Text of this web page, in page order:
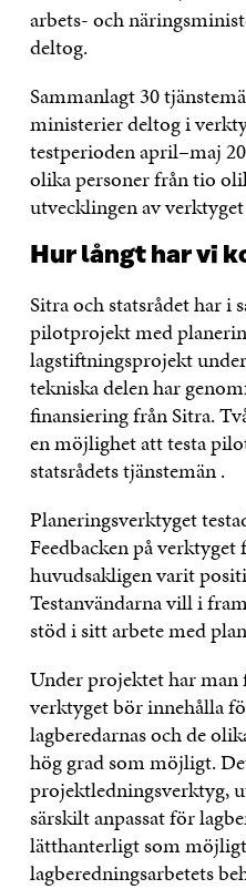
arbets- och
deltog.
Sammanlagt 30
ministerier deltog i
testperioden april–maj
olika personer från tio
utvecklingen av
Hur långt har vi
Sitra och statsrådet har i
pilotprojekt med
lagstiftningsprojekt
tekniska delen har
finansiering från Sitra.
en möjlighet att testa
statsrådets tjänstemän .
Planeringsverktyget
Feedbacken på
huvudsakligen varit
Testanvändarna vill i
stöd i sitt arbete med
Under projektet har man
verktyget bör innehålla
lagberedarnas och de
hög grad som möjligt.
projektledningsverktyg,
särskilt anpassat för
lätthanterligt som
lagberedningsarbetets